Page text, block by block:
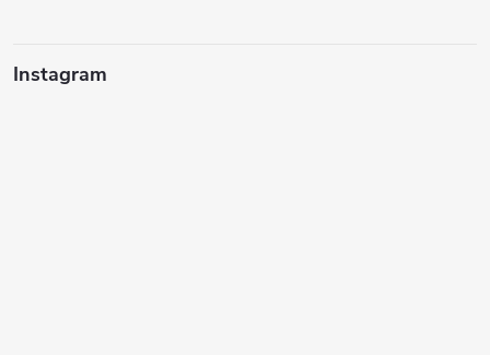
Instagram